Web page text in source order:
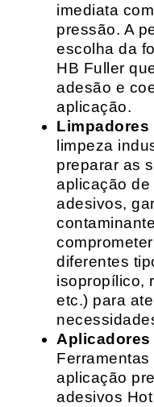
imediata
pressão. A
escolha da
HB Fuller
adesão e
aplicação.
Limpadores
limpeza
preparar as
aplicação de
adesivos,
diferentes
isopropílico,
etc.) para
Aplicadores
aplicação
adesivos